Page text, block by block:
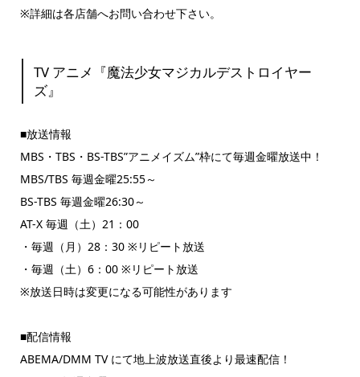
※詳細は各店舗へお問い合わせ下さい。
TV アニメ『魔法少⼥マジカルデストロイヤー
ズ』
■放送情報
MBS・TBS・BS-TBS”アニメイズム”枠にて毎週金曜放送中！
MBS/TBS 毎週金曜25:55～
BS-TBS 毎週金曜26:30～
AT-X 毎週（土）21：00
・毎週（月）28：30 ※リピート放送
・毎週（土）6：00 ※リピート放送
※放送日時は変更になる可能性があります
■配信情報
ABEMA/DMM TV にて地上波放送直後より最速配信！